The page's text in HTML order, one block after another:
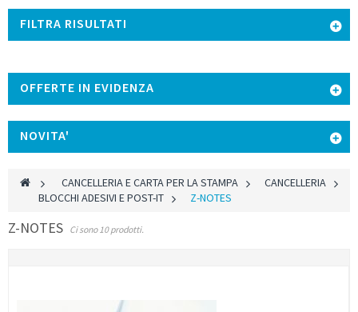
FILTRA RISULTATI
OFFERTE IN EVIDENZA
NOVITA'
> CANCELLERIA E CARTA PER LA STAMPA >
CANCELLERIA
BLOCCHI ADESIVI E POST-IT > Z-NOTES
Z-NOTES Ci sono 10 prodotti.